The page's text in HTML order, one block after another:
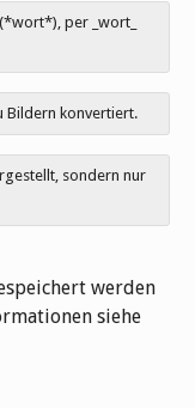
per _wort_
Bildern konvertiert.
sondern nur
werden
siehe